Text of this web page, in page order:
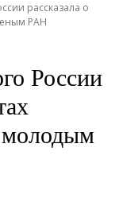
рассказала о
РАН
России
молодым